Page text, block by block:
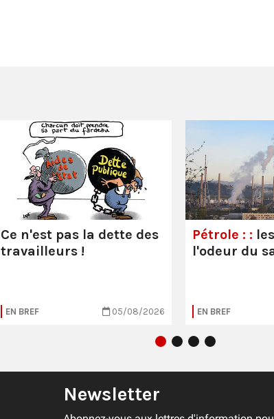
Ce n'est pas la dette des
travailleurs !
EN BREF 05/08/2026
Pétrole : :
l'odeur du
EN BREF
Newsletter